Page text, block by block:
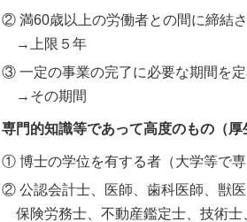
② 満60歳以上の労働者との間に締結
→上限５年
③ 一定の事業の完了に必要な期間を
→その期間
専門的知識等であって高度のもの（厚
① 博士の学位を有する者（大学等で
② 公認会計士、医師、歯科医師、獣
保険労務士、不動産鑑定士、技術